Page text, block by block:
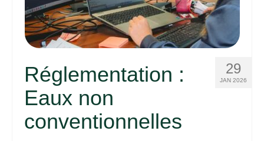
29
JAN 2026
Réglementation :
Eaux non
conventionnelles